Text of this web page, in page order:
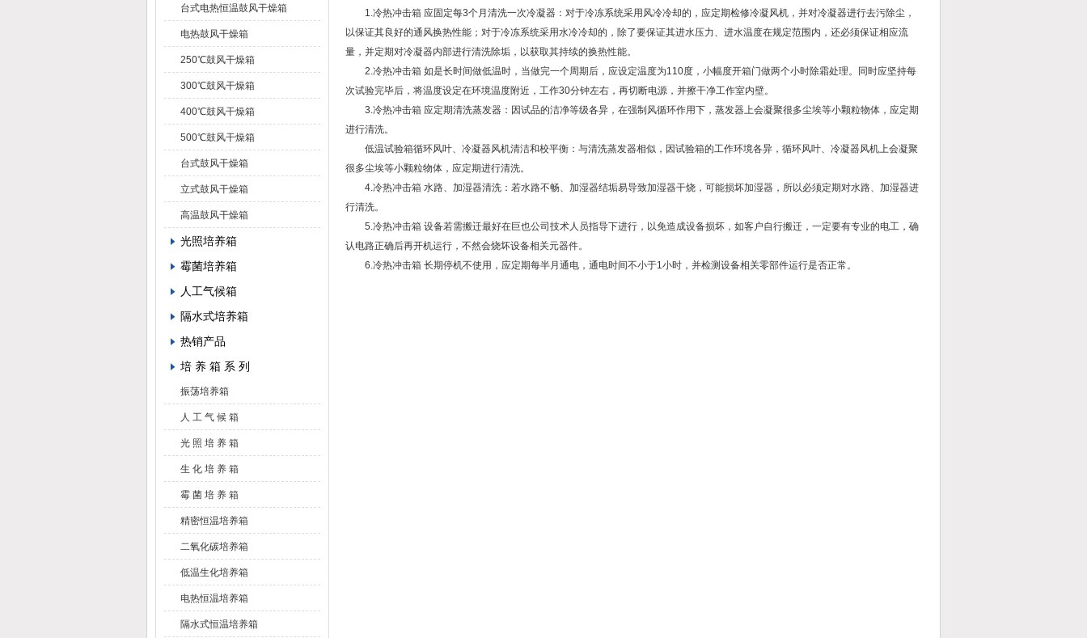
台式电热恒温鼓风干燥箱
电热鼓风干燥箱
250℃鼓风干燥箱
300℃鼓风干燥箱
400℃鼓风干燥箱
500℃鼓风干燥箱
台式鼓风干燥箱
立式鼓风干燥箱
高温鼓风干燥箱
光照培养箱
霉菌培养箱
人工气候箱
隔水式培养箱
热销产品
培 养 箱 系 列
振荡培养箱
人 工 气 候 箱
光 照 培 养 箱
生 化 培 养 箱
霉 菌 培 养 箱
精密恒温培养箱
二氧化碳培养箱
低温生化培养箱
电热恒温培养箱
隔水式恒温培养箱
1.冷热冲击箱 应固定每3个月清洗一次冷凝器：对于冷冻系统采用风冷冷却的，应定期检修冷凝风机，并对冷凝器进行去污除尘，
以保证其良好的通风换热性能；对于冷冻系统采用水冷冷却的，除了要保证其进水压力、进水温度在规定范围内，还必须保证相应流
量，并定期对冷凝器内部进行清洗除垢，以获取其持续的换热性能。
2.冷热冲击箱 如是长时间做低温时，当做完一个周期后，应设定温度为110度，小幅度开箱门做两个小时除霜处理。同时应坚持每
次试验完毕后，将温度设定在环境温度附近，工作30分钟左右，再切断电源，并擦干净工作室内壁。
3.冷热冲击箱 应定期清洗蒸发器：因试品的洁净等级各异，在强制风循环作用下，蒸发器上会凝聚很多尘埃等小颗粒物体，应定期
进行清洗。
低温试验箱循环风叶、冷凝器风机清洁和校平衡：与清洗蒸发器相似，因试验箱的工作环境各异，循环风叶、冷凝器风机上会凝聚
很多尘埃等小颗粒物体，应定期进行清洗。
4.冷热冲击箱 水路、加湿器清洗：若水路不畅、加湿器结垢易导致加湿器干烧，可能损坏加湿器，所以必须定期对水路、加湿器进
行清洗。
5.冷热冲击箱 设备若需搬迁最好在巨也公司技术人员指导下进行，以免造成设备损坏，如客户自行搬迁，一定要有专业的电工，确
认电路正确后再开机运行，不然会烧坏设备相关元器件。
6.冷热冲击箱 长期停机不使用，应定期每半月通电，通电时间不小于1小时，并检测设备相关零部件运行是否正常。